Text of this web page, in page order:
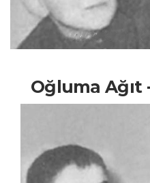
Oğluma Ağıt